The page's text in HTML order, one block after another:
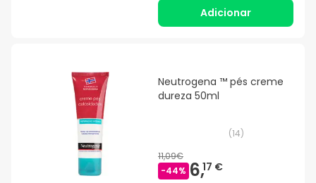
Adicionar
Neutrogena ™ pés creme
dureza 50ml
(14)
11,09€
-44% 6,17 €